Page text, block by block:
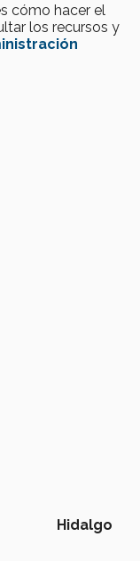
cómo hacer el
los recursos y
Hidalgo